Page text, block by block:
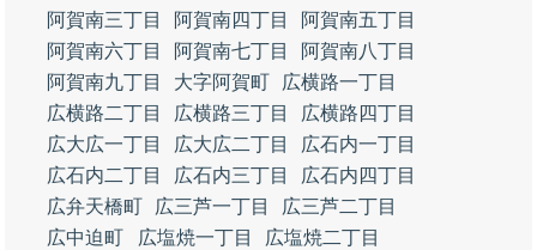
阿賀南三丁目
阿賀南四丁目
阿賀南五丁目
阿賀南六丁目
阿賀南七丁目
阿賀南八丁目
阿賀南九丁目
大字阿賀町
広横路一丁目
広横路二丁目
広横路三丁目
広横路四丁目
広大広一丁目
広大広二丁目
広石内一丁目
広石内二丁目
広石内三丁目
広石内四丁目
広弁天橋町
広三芦一丁目
広三芦二丁目
広中迫町
広塩焼一丁目
広塩焼二丁目